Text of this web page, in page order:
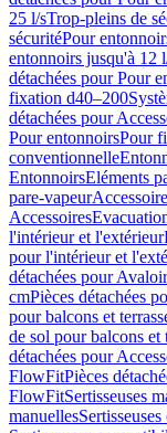
25 l/sTrop-pleins de
sécuritéPour
entonnoirs jusqu'à 12
détachées pour Pour
fixation d40–200
détachées pour
Pour entonnoirsPour
conventionnelle
EntonnoirsEléments
pare-vapeur
Accessoires
l'intérieur et l'extérieur
pour l'intérieur et
détachées pour
cmPièces détachées
pour balcons et
de sol pour balcons et
détachées pour
FlowFitPièces
FlowFitSertisseuses
manuelles